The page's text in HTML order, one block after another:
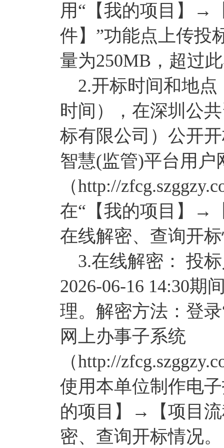
用“【我的项目】→
件】”功能点上传投
量为250MB，超过
2.开标时间和地点
时间），在深圳公
标有限公司）公开
智慧(监管)平台用户
（http://
在“【我的项目】→
在线解密、查询开
3.在线解密： 投标
2026-06-16 14:30期
理。解密方法：登
网上办事子系统
（http://
使用本单位制作电
的项目】→【项目
密、查询开标情况。